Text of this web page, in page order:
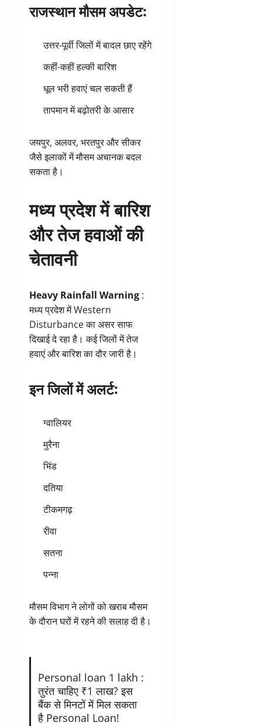
राजस्थान मौसम अपडेट:
उत्तर-पूर्वी जिलों में बादल छाए रहेंगे
कहीं-कहीं हल्की बारिश
धूल भरी हवाएं चल सकती हैं
तापमान में बढ़ोतरी के आसार
जयपुर, अलवर, भरतपुर और सीकर
जैसे इलाकों में मौसम अचानक बदल
सकता है।
मध्य प्रदेश में बारिश
और तेज हवाओं की
चेतावनी
Heavy Rainfall Warning :
मध्य प्रदेश में Western
Disturbance का असर साफ
दिखाई दे रहा है। कई जिलों में तेज
हवाएं और बारिश का दौर जारी है।
इन जिलों में अलर्ट:
ग्वालियर
मुरैना
भिंड
दतिया
टीकमगढ़
रीवा
सतना
पन्ना
मौसम विभाग ने लोगों को खराब मौसम
के दौरान घरों में रहने की सलाह दी है।
Personal loan 1 lakh :
तुरंत चाहिए ₹1 लाख? इस
बैंक से मिनटों में मिल सकता
है Personal Loan!